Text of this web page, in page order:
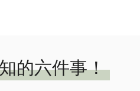
的六件事！